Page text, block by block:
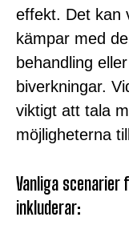
effekt. Det kan
kämpar med
behandling
biverkningar.
viktigt att tala
möjligheterna
Vanliga
inkluderar: